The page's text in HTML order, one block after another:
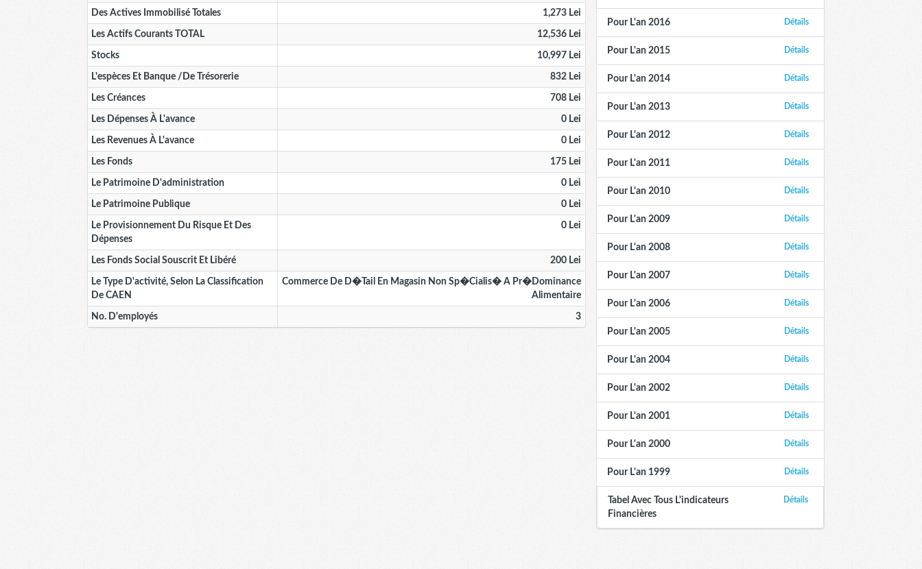
Des Actives Immobilisé Totales 1,273 Lei
Les Actifs Courants TOTAL 12,536 Lei
Stocks 10,997 Lei
L'espèces Et Banque /de Trésorerie 832 Lei
Les Créances 708 Lei
Les Dépenses À L'avance 0 Lei
Les Revenues À L'avance 0 Lei
Les Fonds 175 Lei
Le Patrimoine D'administration 0 Lei
Le Patrimoine Publique 0 Lei
Le Provisionnement Du Risque Et Des
Dépenses
0 Lei
Les Fonds Social Souscrit Et Libéré 200 Lei
Le Type D'activité, Selon La Classification
De CAEN
Commerce De D�tail En Magasin Non Sp�cialis� A Pr�dominance
Alimentaire
No. D'employés 3
Détails
Pour L'an 2016
Détails
Pour L'an 2015
Détails
Pour L'an 2014
Détails
Pour L'an 2013
Détails
Pour L'an 2012
Détails
Pour L'an 2011
Détails
Pour L'an 2010
Détails
Pour L'an 2009
Détails
Pour L'an 2008
Détails
Pour L'an 2007
Détails
Pour L'an 2006
Détails
Pour L'an 2005
Détails
Pour L'an 2004
Détails
Pour L'an 2002
Détails
Pour L'an 2001
Détails
Pour L'an 2000
Détails
Pour L'an 1999
Détails
Tabel Avec Tous L'indicateurs
Financières